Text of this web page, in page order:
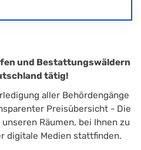
und Bestattungswäldern
tätig!
aller Behördengänge
Preisübersicht - Die
Räumen, bei Ihnen zu
digitale Medien stattfinden.